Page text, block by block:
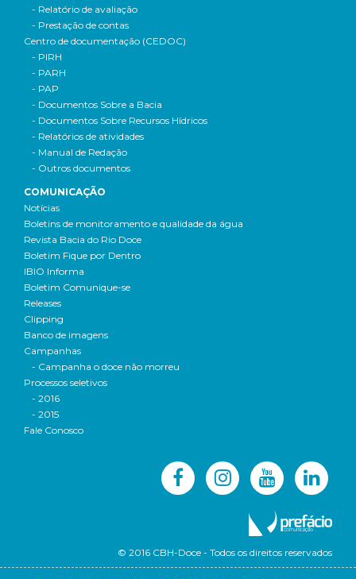
- Relatório de avaliação
- Prestação de contas
Centro de documentação (CEDOC)
- PIRH
- PARH
- PAP
- Documentos Sobre a Bacia
- Documentos Sobre Recursos Hídricos
- Relatórios de atividades
- Manual de Redação
- Outros documentos
COMUNICAÇÃO
Notícias
Boletins de monitoramento e qualidade da água
Revista Bacia do Rio Doce
Boletim Fique por Dentro
IBIO Informa
Boletim Comunique-se
Releases
Clipping
Banco de imagens
Campanhas
- Campanha o doce não morreu
Processos seletivos
- 2016
- 2015
Fale Conosco
© 2016 CBH-Doce - Todos os direitos reservados